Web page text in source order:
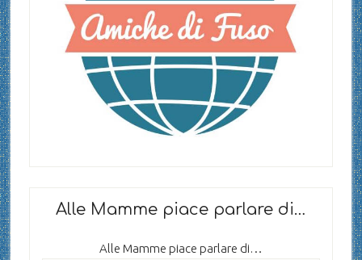
Alle Mamme piace parlare di…
Alle Mamme piace parlare di…